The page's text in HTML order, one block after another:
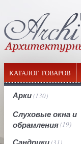
КАТАЛОГ ТОВАРОВ
Арки(130)
Слуховые окна и
обрамления(19)